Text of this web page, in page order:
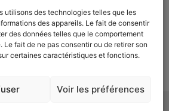
utilisons des technologies telles que les
des appareils. Le fait de consentir
des données telles que le comportement
fait de ne pas consentir ou de retirer son
certaines caractéristiques et fonctions.
Voir les préférences
de 14h à 17h
de 8h30 à
ESPACE
ÉLU